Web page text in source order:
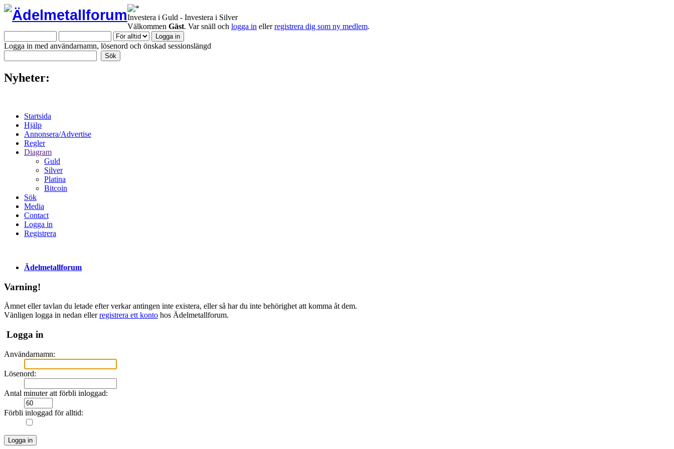
Investera i Guld - Investera i Silver
Välkommen Gäst. Var snäll och logga in ellerregistrera dig som ny medlem.
Logga in med användarnamn, lösenord och önskad sessionslängd
Nyheter:
Startsida
Hjälp
Annonsera/Advertise
Regler
Diagram
Guld
Silver
Platina
Bitcoin
Sök
Media
Contact
Logga in
Registrera
Ädelmetallforum
Varning!
Ämnet eller tavlan du letade efter verkar antingen inte existera, eller så har du inte behörighet att komma åt dem.
Vänligen logga in nedan ellerregistrera ett konto hos Ädelmetallforum.
Logga in
Användarnamn:
Lösenord:
Antal minuter att förbli inloggad:
Förbli inloggad för alltid: